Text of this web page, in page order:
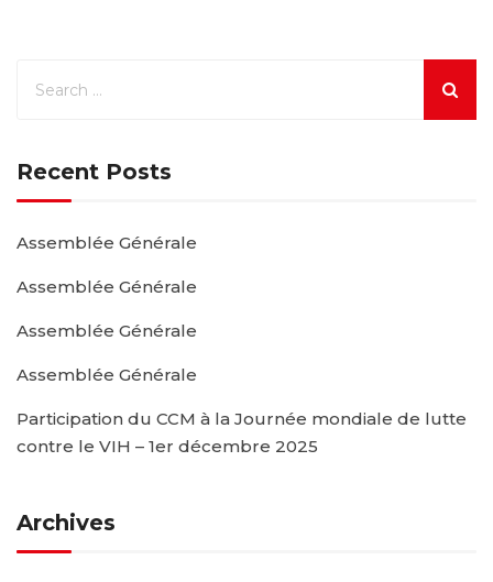
Recent Posts
Assemblée Générale
Assemblée Générale
Assemblée Générale
Assemblée Générale
Participation du CCM à la Journée mondiale de lutte
contre le VIH – 1er décembre 2025
Archives